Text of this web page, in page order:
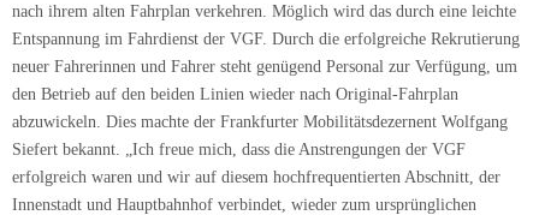
nach ihrem alten Fahrplan verkehren. Möglich wird das durch eine leichte
Entspannung im Fahrdienst der VGF. Durch die erfolgreiche Rekrutierung
neuer Fahrerinnen und Fahrer steht genügend Personal zur Verfügung, um
den Betrieb auf den beiden Linien wieder nach Original-Fahrplan
abzuwickeln. Dies machte der Frankfurter Mobilitätsdezernent Wolfgang
Siefert bekannt. „Ich freue mich, dass die Anstrengungen der VGF
erfolgreich waren und wir auf diesem hochfrequentierten Abschnitt, der
Innenstadt und Hauptbahnhof verbindet, wieder zum ursprünglichen